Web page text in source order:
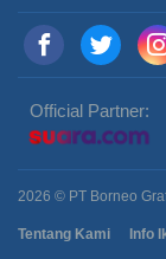
Official Partner:
2026 © PT Borneo
Tentang Kami Info